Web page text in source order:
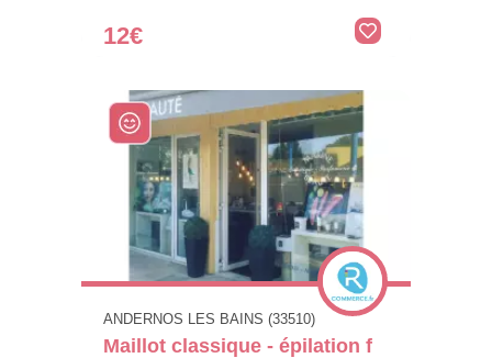
12€
ANDERNOS LES BAINS (33510)
Maillot classique - épilation f